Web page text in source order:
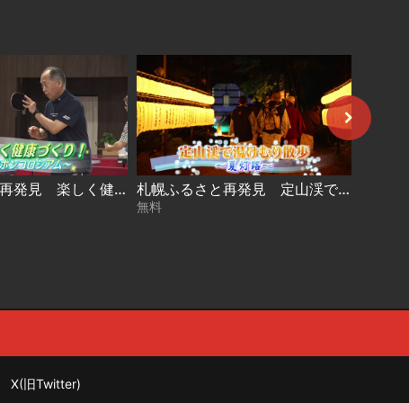
札幌ふるさと再発見 楽しく健康づくり！～ピンポンコロシアム～2026年7月11日放送 札幌ふるさと再発見 定山渓で湯けむり散歩～夏灯路～2026年7月4日放送
無料
X(旧Twitter)